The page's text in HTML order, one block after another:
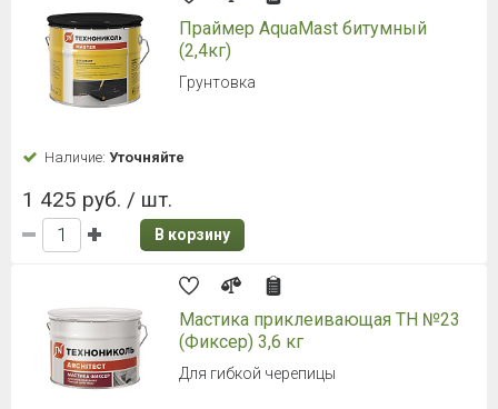
Праймер AquaMast битумный
(2,4кг)
Грунтовка
Наличие: Уточняйте
1 425 руб. / шт.
В корзину
Мастика приклеивающая ТН №23
(Фиксер) 3,6 кг
Для гибкой черепицы